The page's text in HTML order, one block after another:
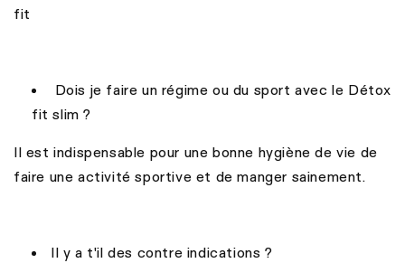
fit
Dois je faire un régime ou du sport avec le Détox
fit slim ?
Il est indispensable pour une bonne hygiène de vie de
faire une activité sportive et de manger sainement.
Il y a t'il des contre indications ?